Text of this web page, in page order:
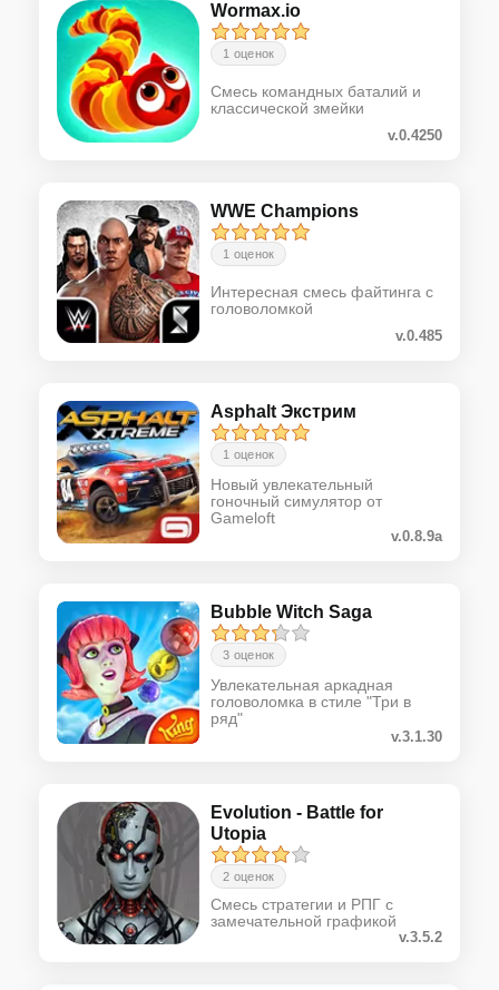
Wormax.io
1 оценок
Смесь командных баталий и
классической змейки
v.0.4250
WWE Champions
1 оценок
Интересная смесь файтинга с
головоломкой
v.0.485
Asphalt Экстрим
1 оценок
Новый увлекательный
гоночный симулятор от
Gameloft
v.0.8.9a
Bubble Witch Saga
3 оценок
Увлекательная аркадная
головоломка в стиле "Три в
ряд"
v.3.1.30
Evolution - Battle for
Utopia
2 оценок
Смесь стратегии и РПГ с
замечательной графикой
v.3.5.2